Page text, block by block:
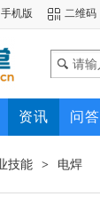
手机版 二维码
资讯 问答
技能 > 电焊